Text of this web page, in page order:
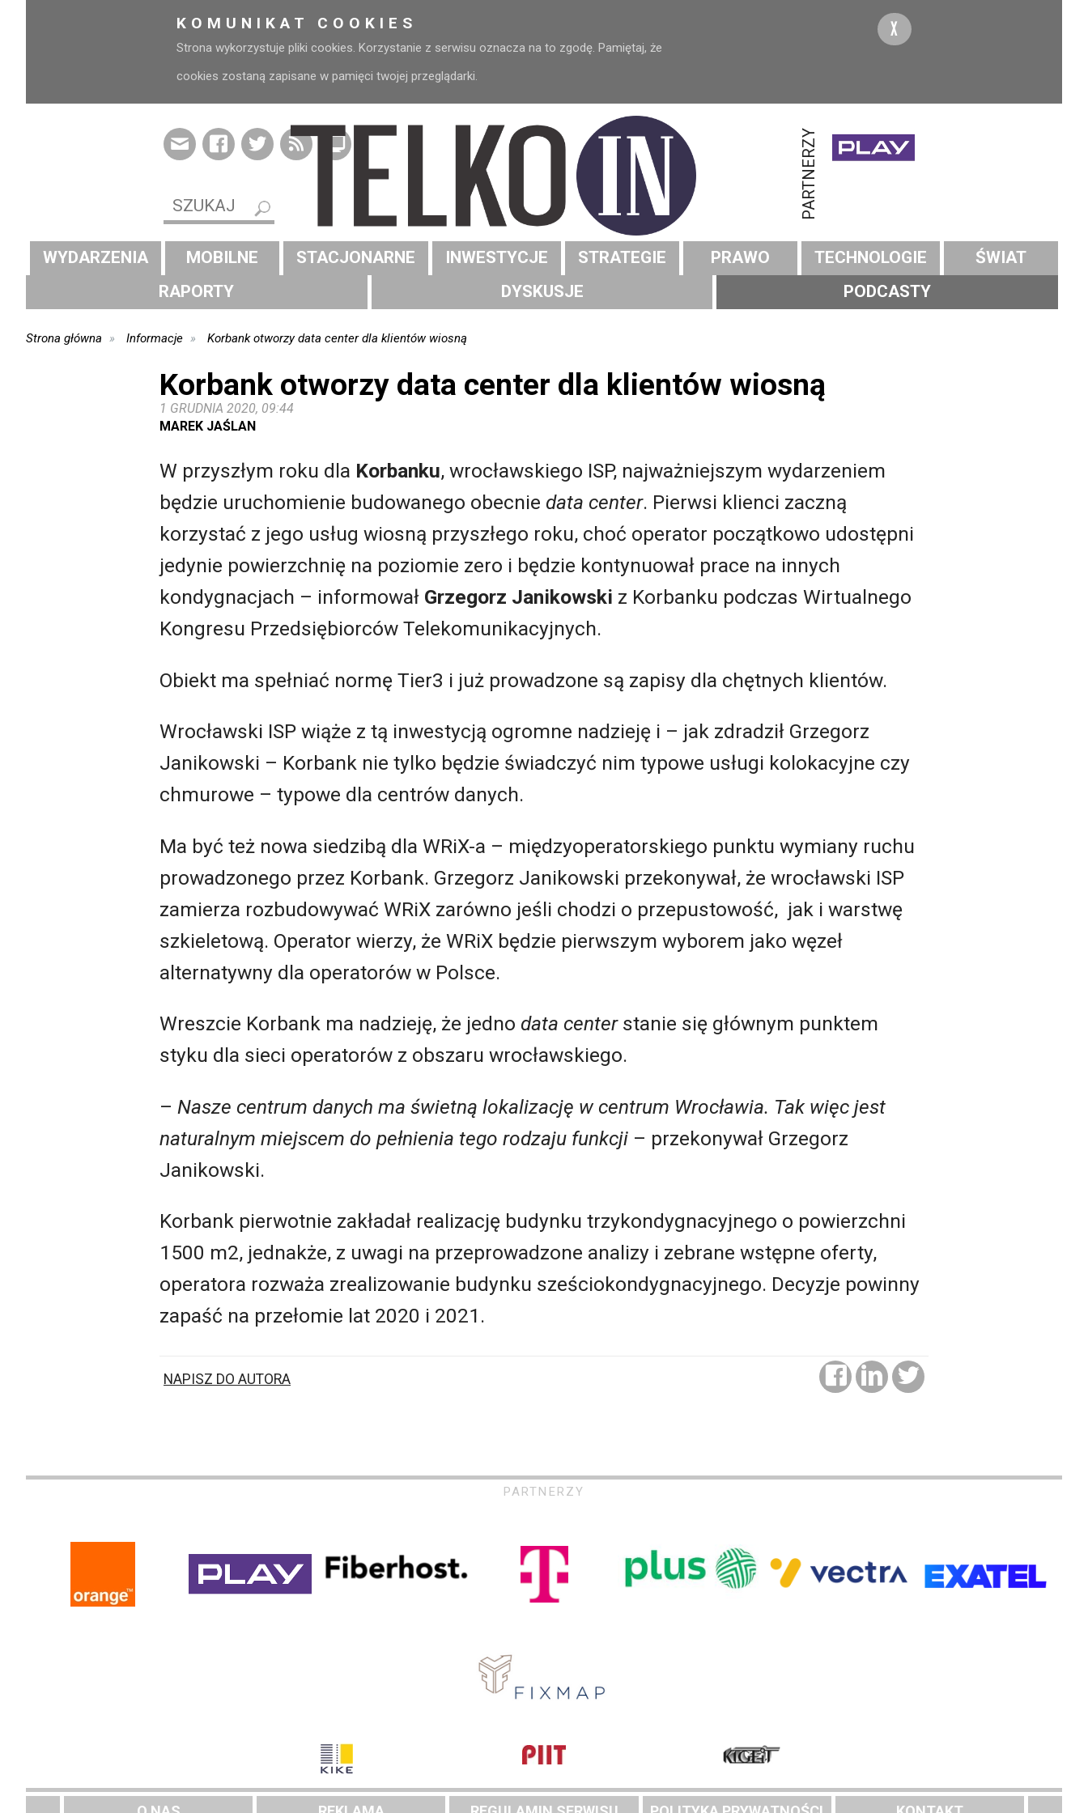
KOMUNIKAT COOKIES
Strona wykorzystuje pliki cookies. Korzystanie z serwisu oznacza na to zgodę. Pamiętaj, że
cookies zostaną zapisane w pamięci twojej przeglądarki.
X
PARTNERZY
WYDARZENIA MOBILNE STACJONARNE INWESTYCJE STRATEGIE PRAWO TECHNOLOGIE
ŚWIAT
RAPORTY
DYSKUSJE PODCASTY
Strona główna Informacje Korbank otworzy data center dla klientów wiosną
Korbank otworzy data center dla klientów wiosną
1 GRUDNIA 2020, 09:44
MAREK JAŚLAN
W przyszłym roku dla Korbanku, wrocławskiego ISP, najważniejszym wydarzeniem
będzie uruchomienie budowanego obecnie data center. Pierwsi klienci zaczną
korzystać z jego usług wiosną przyszłego roku, choć operator początkowo udostępni
jedynie powierzchnię na poziomie zero i będzie kontynuował prace na innych
kondygnacjach – informował Grzegorz Janikowski z Korbanku podczas Wirtualnego
Kongresu Przedsiębiorców Telekomunikacyjnych.
Obiekt ma spełniać normę Tier3 i już prowadzone są zapisy dla chętnych klientów.
Wrocławski ISP wiąże z tą inwestycją ogromne nadzieję i – jak zdradził Grzegorz
Janikowski – Korbank nie tylko będzie świadczyć nim typowe usługi kolokacyjne czy
chmurowe – typowe dla centrów danych.
Ma być też nowa siedzibą dla WRiX-a – międzyoperatorskiego punktu wymiany ruchu
prowadzonego przez Korbank. Grzegorz Janikowski przekonywał, że wrocławski ISP
zamierza rozbudowywać WRiX zarówno jeśli chodzi o przepustowość, jak i warstwę
szkieletową. Operator wierzy, że WRiX będzie pierwszym wyborem jako węzeł
alternatywny dla operatorów w Polsce.
Wreszcie Korbank ma nadzieję, że jedno data centerstanie się głównym punktem
styku dla sieci operatorów z obszaru wrocławskiego.
– Nasze centrum danych ma świetną lokalizację w centrum Wrocławia. Tak więc jest
naturalnym miejscem do pełnienia tego rodzaju funkcji – przekonywał Grzegorz
Janikowski.
Korbank pierwotnie zakładał realizację budynku trzykondygnacyjnego o powierzchni
1500 m2, jednakże, z uwagi na przeprowadzone analizy i zebrane wstępne oferty,
operatora rozważa zrealizowanie budynku sześciokondygnacyjnego. Decyzje powinny
zapaść na przełomie lat 2020 i 2021.
NAPISZ DO AUTORA
PARTNERZY